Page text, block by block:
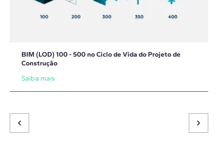
BIM (LOD) 100 - 500 no Ciclo de Vida do Projeto de
Construção
Saiba mais